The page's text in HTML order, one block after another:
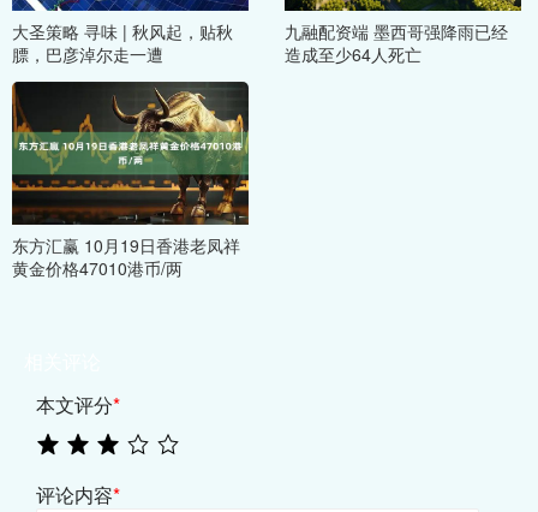
大圣策略 寻味 | 秋风起，贴秋
膘，巴彦淖尔走一遭
九融配资端 墨西哥强降雨已经
造成至少64人死亡
东方汇赢 10月19日香港老凤祥
黄金价格47010港币/两
本文评分*
评论内容*